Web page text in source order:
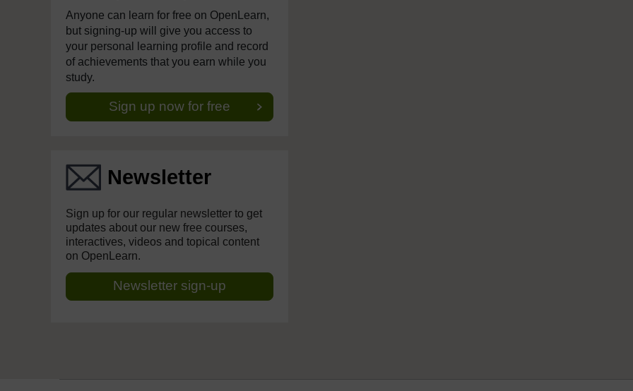
Anyone can learn for free on OpenLearn,
but signing-up will give you access to
your personal learning profile and record
of achievements that you earn while you
study.
Sign up now for free
Newsletter
Sign up for our regular newsletter to get
updates about our new free courses,
interactives, videos and topical content
on OpenLearn.
Newsletter sign-up